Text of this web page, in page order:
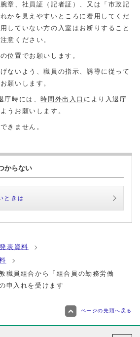
章、社員証（記者証）、又は「市政記
かを見えやすいところに着用してくだ
していない方の入室はお断りすること
意ください。
位置でお願いします。
ないよう、職員の指示、誘導に従って
願いします。
庁時には、 時間外出入口 により入退庁
うお願いします。
きません。
からない
ときは
表資料
員組合から「組合員の勤務労働
申入れを受けます
ページの先頭へ戻る